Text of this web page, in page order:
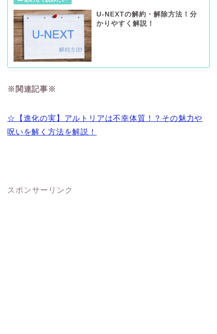
U-NEXTの解約・解除方法！分
かりやすく解説！
※関連記事※
☆【進化の実】アルトリアは不幸体質！？その魅力や
呪いを解く方法を解説！
スポンサーリンク